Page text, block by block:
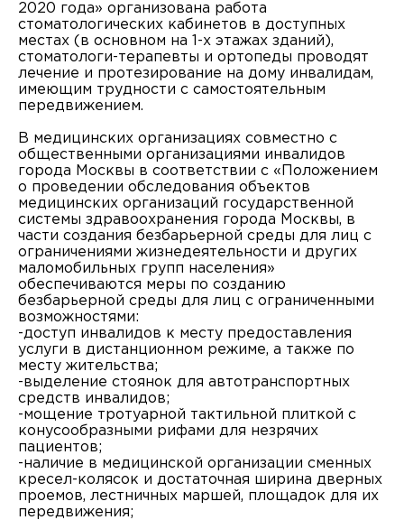
2020 года» организована работа
стоматологических кабинетов в доступных
местах (в основном на 1-х этажах зданий),
стоматологи-терапевты и ортопеды проводят
лечение и протезирование на дому инвалидам,
имеющим трудности с самостоятельным
передвижением.
В медицинских организациях совместно с
общественными организациями инвалидов
города Москвы в соответствии с «Положением
о проведении обследования объектов
медицинских организаций государственной
системы здравоохранения города Москвы, в
части создания безбарьерной среды для лиц с
ограничениями жизнедеятельности и других
маломобильных групп населения»
обеспечиваются меры по созданию
безбарьерной среды для лиц с ограниченными
возможностями:
-доступ инвалидов к месту предоставления
услуги в дистанционном режиме, а также по
месту жительства;
-выделение стоянок для автотранспортных
средств инвалидов;
-мощение тротуарной тактильной плиткой с
конусообразными рифами для незрячих
пациентов;
-наличие в медицинской организации сменных
кресел-колясок и достаточная ширина дверных
проемов, лестничных маршей, площадок для их
передвижения;